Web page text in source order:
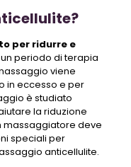
per ridurre e
periodo di terapia
viene
in eccesso e per
è studiato
la riduzione
massaggiatore deve
speciali per
anticellulite.